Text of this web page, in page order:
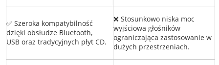
✅ Szeroka kompatybilność
dzięki obsłudze Bluetooth,
USB oraz tradycyjnych płyt CD.
❌ Stosunkowo niska moc
wyjściowa głośników
ograniczająca zastosowanie w
dużych przestrzeniach.